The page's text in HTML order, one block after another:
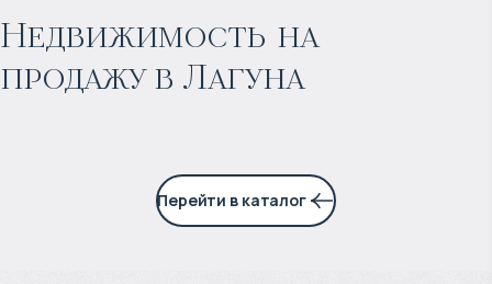
Недвижимость на
продажу в Лагуна
Прогнозируемый доход:
7% годовых
Перейти в каталог